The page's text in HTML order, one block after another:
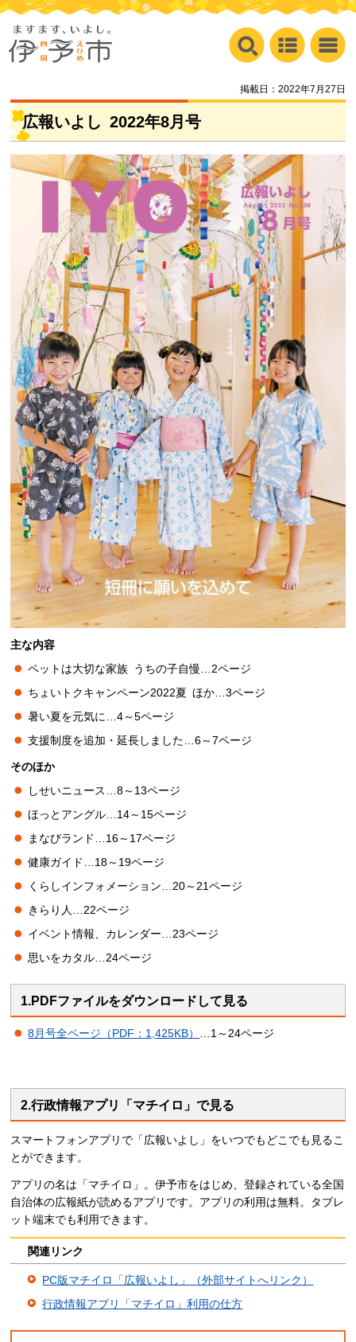
掲載日：2022年7月27日
広報いよし 2022年8月号
主な内容
ペットは大切な家族 う ちの子自慢…2ページ
ちょいトクキャンペーン2022夏 ほか…3ページ
暑い夏を元気に…4～5ページ
支援制度を追加・延長しました…6～7ページ
そのほか
しせいニュース…8～13ページ
ほっとアングル…14～15ページ
まなびランド…16～17ページ
健康ガイド…18～19ページ
くらしインフォメーション…20～21ページ
きらり人…22ページ
イベント情報、カレンダー…23ページ
思いをカタル…24ページ
1.PDFファイルをダウンロードして見る
8月号全ページ（PDF：1,425KB） …1～24ページ
2.行政情報アプリ「マチイロ」で見る
スマートフォンアプリで「広報いよし」をいつでもどこでも見るこ
とができます。
アプリの名は「マチイロ」。伊予市をはじめ、登録されている全国
自治体の広報紙が読めるアプリです。アプリの利用は無料。タブレ
ット端末でも利用できます。
関連リンク
PC版マチイロ「広報いよし」（外部サイトへリンク）
行政情報アプリ「マチイロ」利用の仕方